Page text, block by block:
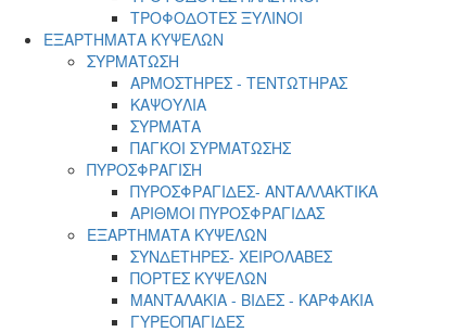
ΤΡΟΦΟΔΟΤΕΣ ΞΥΛΙΝΟΙ
ΕΞΑΡΤΗΜΑΤΑ ΚΥΨΕΛΩΝ
ΣΥΡΜΑΤΩΣΗ
ΑΡΜΟΣΤΗΡΕΣ - ΤΕΝΤΩΤΗΡΑΣ
ΚΑΨΟΥΛΙΑ
ΣΥΡΜΑΤΑ
ΠΑΓΚΟΙ ΣΥΡΜΑΤΩΣΗΣ
ΠΥΡΟΣΦΡΑΓΙΣΗ
ΠΥΡΟΣΦΡΑΓΙΔΕΣ- ΑΝΤΑΛΛΑΚΤΙΚΑ
ΑΡΙΘΜΟΙ ΠΥΡΟΣΦΡΑΓΙΔΑΣ
ΕΞΑΡΤΗΜΑΤΑ ΚΥΨΕΛΩΝ
ΣΥΝΔΕΤΗΡΕΣ- ΧΕΙΡΟΛΑΒΕΣ
ΠΟΡΤΕΣ ΚΥΨΕΛΩΝ
ΜΑΝΤΑΛΑΚΙΑ - ΒΙΔΕΣ - ΚΑΡΦΑΚΙΑ
ΓΥΡΕΟΠΑΓΙΔΕΣ